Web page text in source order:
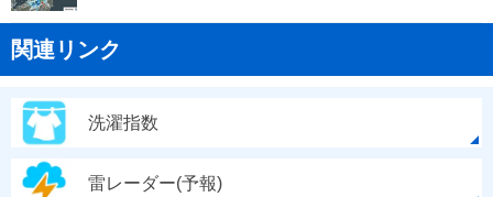
関連リンク
洗濯指数
雷レーダー(予報)